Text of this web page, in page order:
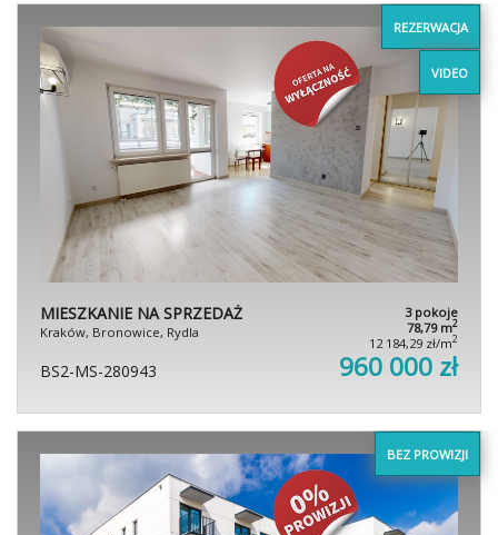
REZERWACJA
VIDEO
MIESZKANIE NA SPRZEDAŻ
Kraków, Bronowice, Rydla
3 pokoje
78,79 m2
12 184,29 zł/m2
BS2-MS-280943 960 000 zł
BEZ PROWIZJI